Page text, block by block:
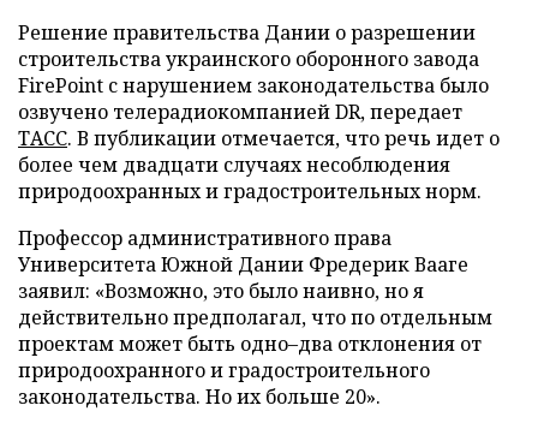
Решение правительства Дании о разрешении
строительства украинского оборонного завода
FirePoint с нарушением законодательства было
озвучено телерадиокомпанией DR, передает
ТАСС. В публикации отмечается, что речь идет о
более чем двадцати случаях несоблюдения
природоохранных и градостроительных норм.
Профессор административного права
Университета Южной Дании Фредерик Вааге
заявил: «Возможно, это было наивно, но я
действительно предполагал, что по отдельным
проектам может быть одно–два отклонения от
природоохранного и градостроительного
законодательства. Но их больше 20».